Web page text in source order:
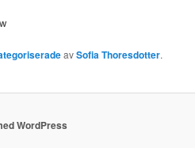
avSofia Thoresdotter.
WordPress